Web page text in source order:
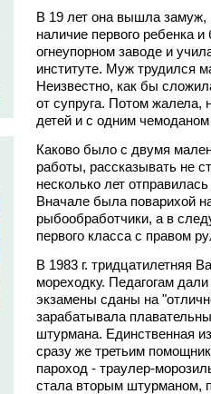
В 19 лет она вышла замуж,
наличие первого ребенка
огнеупорном заводе и
институте. Муж трудился
Неизвестно, как бы
от супруга. Потом жалела,
детей и с одним
Каково было с двумя
работы, рассказывать не
несколько лет
Вначале была поварихой
рыбообработчики, а в
первого класса с правом
В 1983 г. тридцатилетняя
мореходку. Педагогам
экзамены сданы на
зарабатывала
штурмана. Единственная
сразу же третьим
пароход - траулер-
стала вторым штурманом,